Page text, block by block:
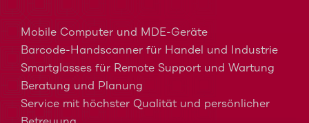
Mobile Computer und MDE-Geräte
Barcode-Handscanner für Handel und Industrie
Smartglasses für Remote Support und Wartung
Beratung und Planung
Service mit höchster Qualität und persönlicher